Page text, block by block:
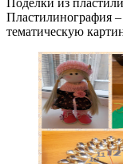
Поделки из
Пластилинография
тематическую